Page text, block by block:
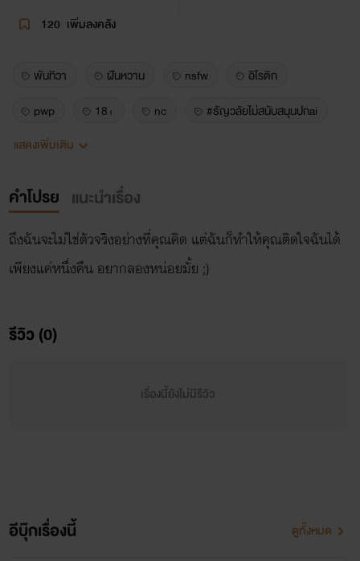
120 เพิ่มลงคลัง
พันทิวา ฝันหวาน nsfw
อิโรติก
pwp
18+ nc
#ธัญวลัยไม่สนับสนุนปกai
แฟนตาซี
แสดงเพิ่มเติม
คำโปรย แนะนำเรื่อง
ถึงฉันจะไม่ใช่ตัวจริงอย่างที่คุณคิด แต่ฉันก็ทำให้คุณติดใจฉันได้
เพียงแค่หนึ่งคืน อยากลองหน่อยมั้ย ;)
รีวิว (0)
เรื่องนี้ยังไม่มีรีวิว
อีบุ๊กเรื่องนี้ ดูทั้งหมด